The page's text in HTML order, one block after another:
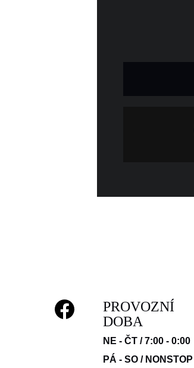
PROVOZNÍ
DOBA
NE - ČT / 7:00 - 0:00
PÁ - SO / NONSTOP